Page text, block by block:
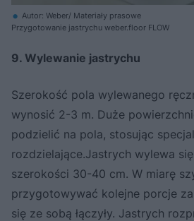
Autor: Weber/ Materiały prasowe
Przygotowanie jastrychu weber.floor FLOW
9. Wylewanie jastrychu
Szerokość pola wylewanego
wynosić 2-3 m. Duże
podzielić na pola, stosując
rozdzielające.Jastrych wylewa
szerokości 30-40 cm. W miarę
przygotowywać kolejne porcje
się ze sobą łączyły. Jastrych